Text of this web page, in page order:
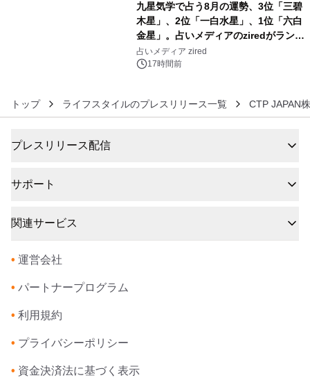
九星気学で占う8月の運勢、3位「三碧
木星」、2位「一白水星」、1位「六白
金星」。占いメディアのziredがランキ
ングを発表
占いメディア zired
17時間前
トップ ライフスタイルのプレスリリース一覧 CTP JAPAN
プレスリリース配信
サポート
関連サービス
• 運営会社
• パートナープログラム
• 利用規約
• プライバシーポリシー
• 資金決済法に基づく表示